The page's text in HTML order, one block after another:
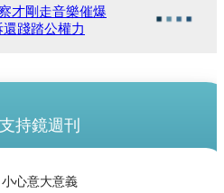
才剛走音樂催爆
踐踏公權力
支持鏡週刊
小心意大意義